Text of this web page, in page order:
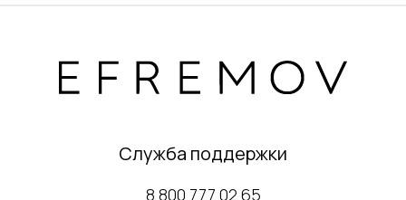
Служба поддержки
8 800 777 02 65